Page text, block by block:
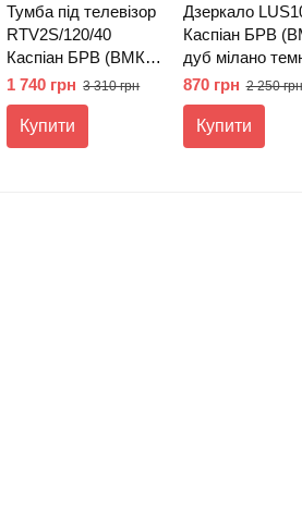
Тумба під телевізор
RTV2S/120/40
Каспіан БРВ (ВМК),
дуб мілано темний
1 740 грн 3 310 грн
Купити
Дзеркало
Каспіан БРВ
дуб мілано
870 грн 2 250 грн
Купити